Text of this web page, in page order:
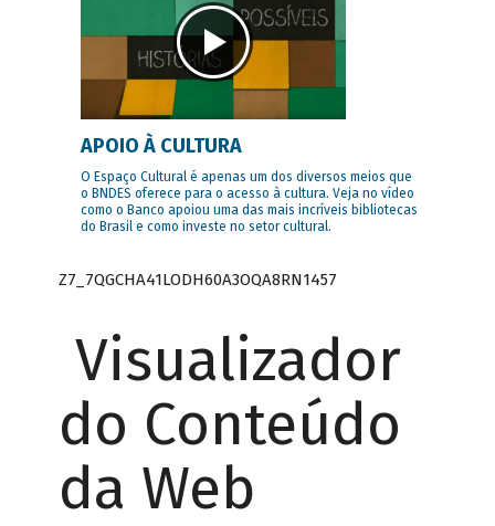
APOIO À CULTURA
O Espaço Cultural é apenas um dos diversos meios que
o BNDES oferece para o acesso à cultura. Veja no vídeo
como o Banco apoiou uma das mais incríveis bibliotecas
do Brasil e como investe no setor cultural.
Z7_7QGCHA41LODH60A3OQA8RN1457
Visualizador
do Conteúdo
da Web